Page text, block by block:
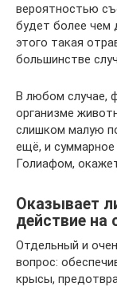
вероятностью
будет более чем
этого такая
большинстве
В любом случае,
организме
слишком малую
ещё, и суммарное
Голиафом,
Оказывает
действие на
Отдельный и
вопрос:
крысы,